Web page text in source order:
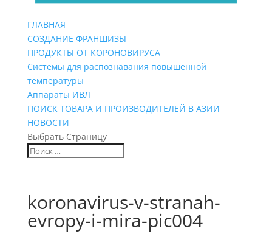
ГЛАВНАЯ
СОЗДАНИЕ ФРАНШИЗЫ
ПРОДУКТЫ ОТ КОРОНОВИРУСА
Системы для распознавания повышенной
температуры
Аппараты ИВЛ
ПОИСК ТОВАРА И ПРОИЗВОДИТЕЛЕЙ В АЗИИ
НОВОСТИ
Выбрать Страницу
koronavirus-v-stranah-
evropy-i-mira-pic004